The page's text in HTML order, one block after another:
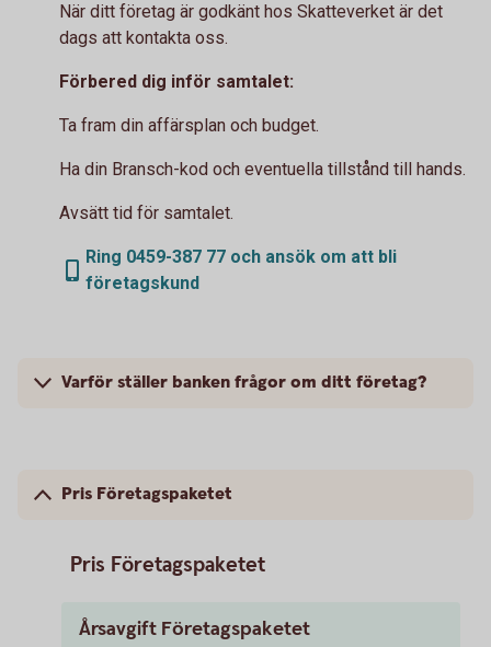
När ditt företag är godkänt hos Skatteverket är det
dags att kontakta oss.
Förbered dig inför samtalet:
Ta fram din affärsplan och budget.
Ha din Bransch-kod och eventuella tillstånd till hands.
Avsätt tid för samtalet.
Ring 0459-387 77 och ansök om att bli
företagskund
Varför ställer banken frågor om ditt företag?
Pris Företagspaketet
Pris Företagspaketet
Årsavgift Företagspaketet